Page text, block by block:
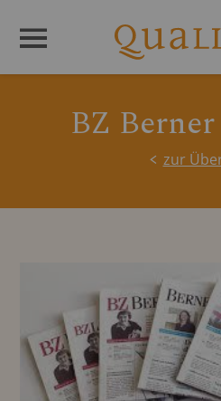
BZ
zur